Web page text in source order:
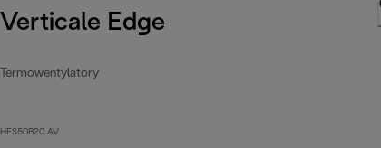
Verticale Edge
Termowentylatory
HFS50B20.AV